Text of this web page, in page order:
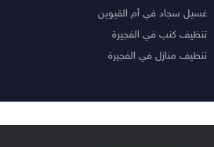
غسيل سجاد في أم القيوين
تنظيف كنب في الفجيرة
تنظيف منازل في الفجيرة